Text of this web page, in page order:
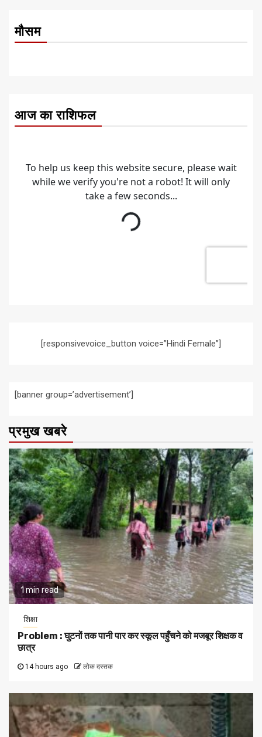
मौसम
आज का राशिफल
[responsivevoice_button voice=”Hindi Female”]
[banner group=’advertisement’]
प्रमुख खबरे
1 min read
शिक्षा
Problem : घुटनों तक पानी पार कर स्कूल पहुँचने को मजबूर शिक्षक व
छात्र
14 hours ago लोक दस्तक